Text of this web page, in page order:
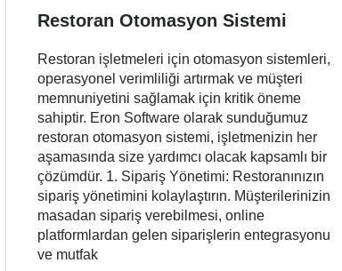
Restoran Otomasyon Sistemi
Restoran işletmeleri için otomasyon sistemleri,
operasyonel verimliliği artırmak ve müşteri
memnuniyetini sağlamak için kritik öneme
sahiptir. Eron Software olarak sunduğumuz
restoran otomasyon sistemi, işletmenizin her
aşamasında size yardımcı olacak kapsamlı bir
çözümdür. 1. Sipariş Yönetimi: Restoranınızın
sipariş yönetimini kolaylaştırın. Müşterilerinizin
masadan sipariş verebilmesi, online
platformlardan gelen siparişlerin entegrasyonu
ve mutfak